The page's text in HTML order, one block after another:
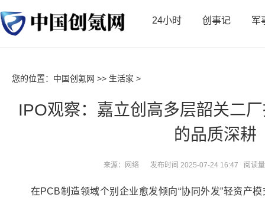
24小时 创事记 军
您的位置： 中国创氪网 >> 生活家 >
IPO观察：嘉立创高多层韶关二
的品质深耕
来源：网络 发布时间 2025-07-24 16:47 阅读
在PCB制造领域个别企业愈发倾向“协同外发”轻资产